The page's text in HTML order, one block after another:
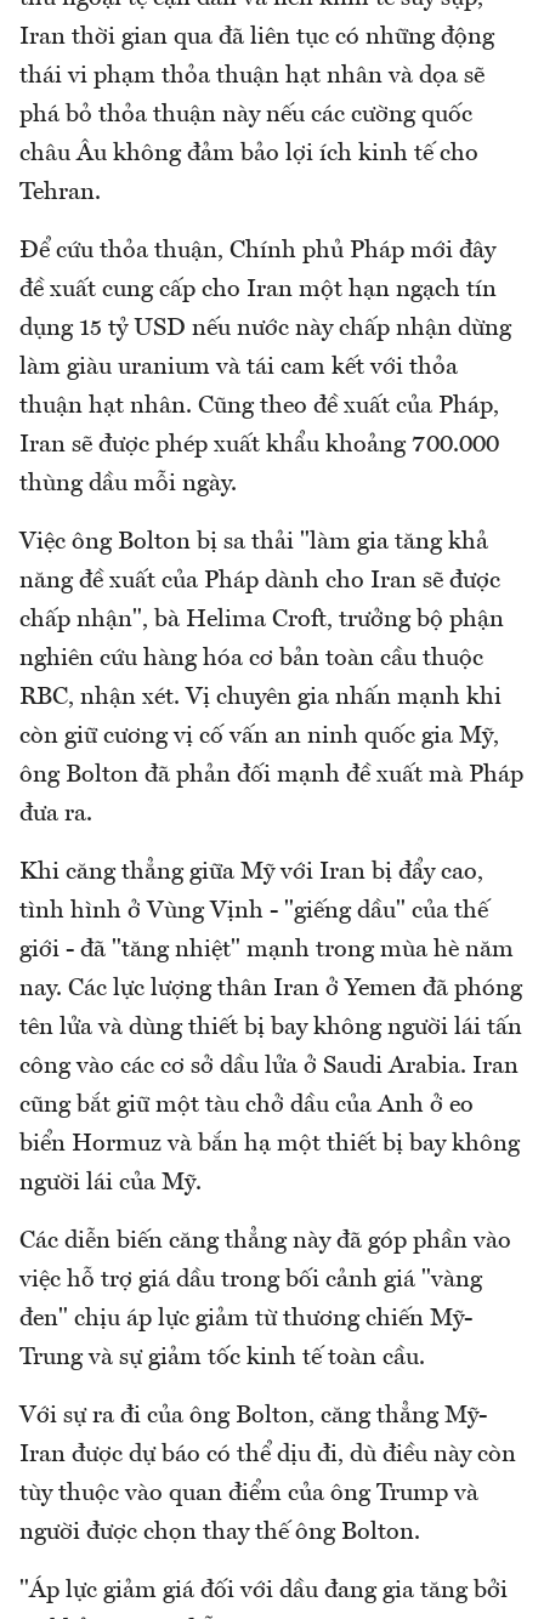
Iran thời gian qua đã liên tục có những động
thái vi phạm thỏa thuận hạt nhân và dọa sẽ
phá bỏ thỏa thuận này nếu các cường quốc
châu Âu không đảm bảo lợi ích kinh tế cho
Tehran.
Để cứu thỏa thuận, Chính phủ Pháp mới đây
đề xuất cung cấp cho Iran một hạn ngạch tín
dụng 15 tỷ USD nếu nước này chấp nhận dừng
làm giàu uranium và tái cam kết với thỏa
thuận hạt nhân. Cũng theo đề xuất của Pháp,
Iran sẽ được phép xuất khẩu khoảng 700.000
thùng dầu mỗi ngày.
Việc ông Bolton bị sa thải "làm gia tăng khả
năng đề xuất của Pháp dành cho Iran sẽ được
chấp nhận", bà Helima Croft, trưởng bộ phận
nghiên cứu hàng hóa cơ bản toàn cầu thuộc
RBC, nhận xét. Vị chuyên gia nhấn mạnh khi
còn giữ cương vị cố vấn an ninh quốc gia Mỹ,
ông Bolton đã phản đối mạnh đề xuất mà Pháp
đưa ra.
Khi căng thẳng giữa Mỹ với Iran bị đẩy cao,
tình hình ở Vùng Vịnh - "giếng dầu" của thế
giới - đã "tăng nhiệt" mạnh trong mùa hè năm
nay. Các lực lượng thân Iran ở Yemen đã phóng
tên lửa và dùng thiết bị bay không người lái tấn
công vào các cơ sở dầu lửa ở Saudi Arabia. Iran
cũng bắt giữ một tàu chở dầu của Anh ở eo
biển Hormuz và bắn hạ một thiết bị bay không
người lái của Mỹ.
Các diễn biến căng thẳng này đã góp phần vào
việc hỗ trợ giá dầu trong bối cảnh giá "vàng
đen" chịu áp lực giảm từ thương chiến Mỹ-
Trung và sự giảm tốc kinh tế toàn cầu.
Với sự ra đi của ông Bolton, căng thẳng Mỹ-
Iran được dự báo có thể dịu đi, dù điều này còn
tùy thuộc vào quan điểm của ông Trump và
người được chọn thay thế ông Bolton.
"Áp lực giảm giá đối với dầu đang gia tăng bởi